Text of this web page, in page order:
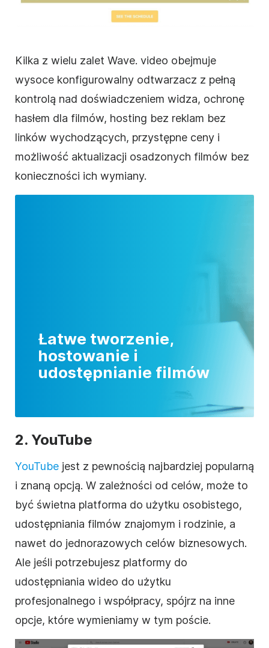
Kilka z wielu zalet Wave. video obejmuje
wysoce konfigurowalny odtwarzacz z pełną
kontrolą nad doświadczeniem widza, ochronę
hasłem dla filmów, hosting bez reklam bez
linków wychodzących, przystępne ceny i
możliwość aktualizacji osadzonych filmów bez
konieczności ich wymiany.
Łatwe tworzenie,
hostowanie i
udostępnianie filmów
2. YouTube
YouTube jest z pewnością najbardziej popularną
i znaną opcją. W zależności od celów, może to
być świetna platforma do użytku osobistego,
udostępniania filmów znajomym i rodzinie, a
nawet do jednorazowych celów biznesowych.
Ale jeśli potrzebujesz platformy do
udostępniania wideo do użytku
profesjonalnego i współpracy, spójrz na inne
opcje, które wymieniamy w tym poście.